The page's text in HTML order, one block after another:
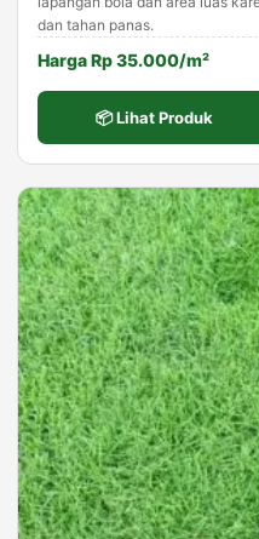
dan tahan panas.
Harga Rp 35.000/m²
📦 Lihat Produk